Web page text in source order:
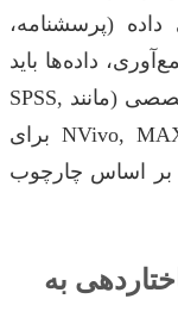
داده (پرسشنامه،
داده‌ها باید
با دقت و با استفاده از نرم‌افزارهای تخصصی (مانند SPSS,
AMOS, SmartPLS برای کمی؛ NVivo, MAXQDA برای
بر اساس چارچوب
به